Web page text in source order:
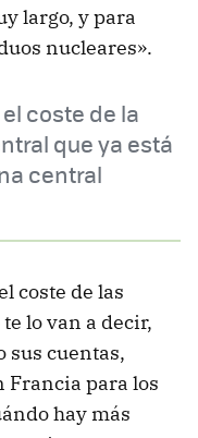
largo, y para
nucleares».
coste de la
que ya está
central
coste de las
lo van a decir,
sus cuentas,
Francia para los
hay más